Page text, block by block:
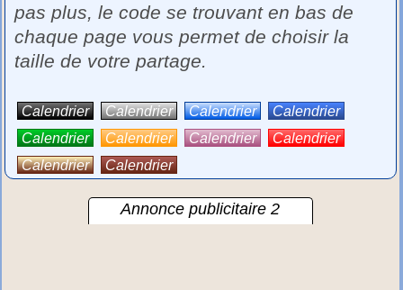
pas plus, le code se trouvant en bas de
chaque page vous permet de choisir la
taille de votre partage.
Calendrier Calendrier Calendrier
Calendrier
Calendrier
Calendrier Calendrier
Calendrier
Calendrier
Calendrier
Annonce publicitaire 2